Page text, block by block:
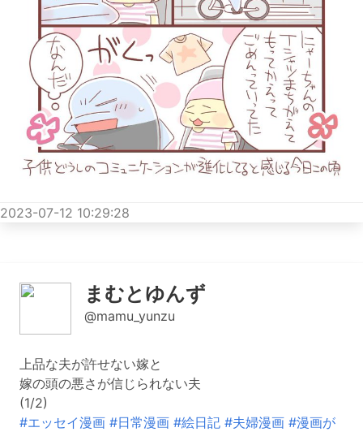
2023-07-12 10:29:28
まむとゆんず
@mamu_yunzu
上品な夫が許せない嫁と
嫁の頭の悪さが信じられない夫
(1/2)
#エッセイ漫画 #日常漫画 #絵日記 #夫婦漫画 #漫画が